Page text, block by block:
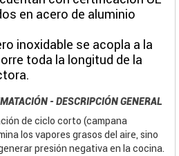
en acero de aluminio
inoxidable se acopla a la
toda la longitud de la
- DESCRIPCIÓN GENERAL
de ciclo corto (campana
los vapores grasos del aire, sino
presión negativa en la cocina.